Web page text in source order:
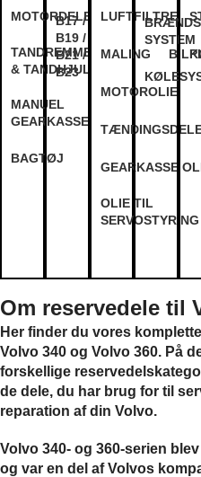
MOTORDELE
TANDREMME
& TANDHJUL
MANUEL
GEARKASSE
BAGTØJ
B17 /
B19 /
B21 /
B23
LUFTFILTRE
MALING
MOTOROLIE
GEARKASSE
OLIE TIL
SERVOSTYRING
SYSTEM
Om reservedele til
Her finder du vores
Volvo 340 og Volvo 360. På
forskellige
de dele, du har brug for til
reparation af din Volvo.
Volvo 340- og 360-serien
og var en del af Volvos